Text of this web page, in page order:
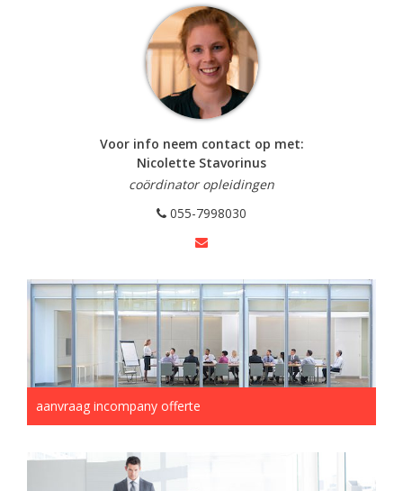
Voor info neem contact op met:
Nicolette Stavorinus
coördinator opleidingen
055-7998030
aanvraag incompany offerte